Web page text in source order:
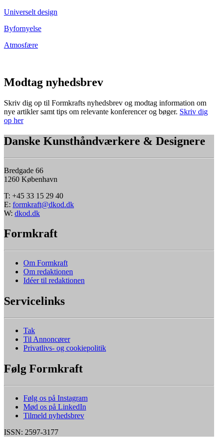
Universelt design
Byfornyelse
Atmosfære
Modtag nyhedsbrev
Skriv dig op til Formkrafts nyhedsbrev og modtag information om
nye artikler samt tips om relevante konferencer og bøger. Skriv dig
op her
Danske Kunsthåndværkere & Designere
Bredgade 66
1260 København
T: +45 33 15 29 40
E: formkraft@dkod.dk
W: dkod.dk
Formkraft
Om Formkraft
Om redaktionen
Idéer til redaktionen
Servicelinks
Tak
Til Annoncører
Privatlivs- og cookiepolitik
Følg Formkraft
Følg os på Instagram
Mød os på LinkedIn
Tilmeld nyhedsbrev
ISSN: 2597-3177